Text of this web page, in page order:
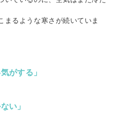
まるような寒さが続いていま
がする」
い」